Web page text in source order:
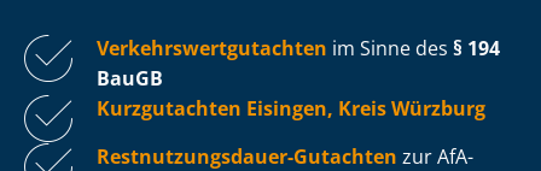
Ver­kehrs­wert­gut­ach­ten im Sinne des § 194
BauGB
Kurzgutachten Eisingen, Kreis Würzburg
Rest­nut­zungs­dau­er-Gutachten zur AfA-